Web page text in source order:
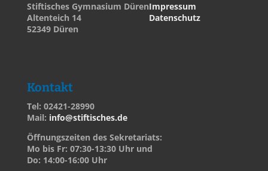
Stiftisches Gymnasium Düren
Altenteich 14
52349 Düren
Impressum
Datenschutz
Kontakt
Tel: 02421-28990
Mail: info@stiftisches.de
Öffnungszeiten des Sekretariats:
Mo bis Fr: 07:30-13:30 Uhr und
Do: 14:00-16:00 Uhr